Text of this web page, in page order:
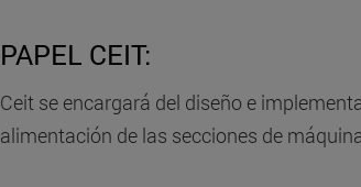
PAPEL CEIT:
Ceit se encargará del diseño e
alimentación de las secciones de